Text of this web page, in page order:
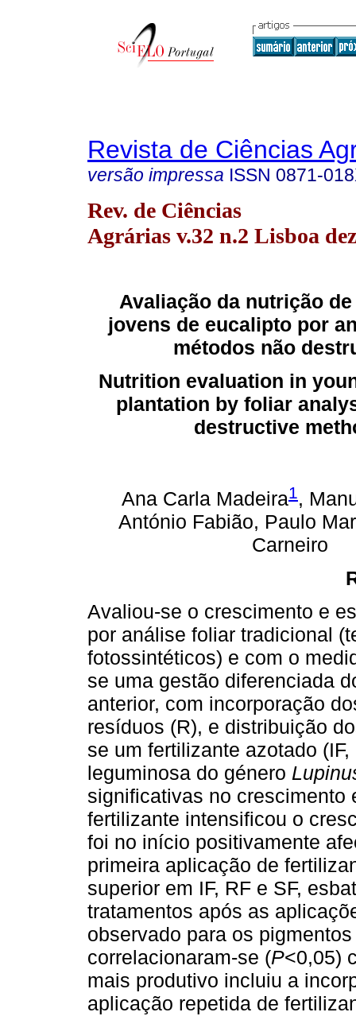
Revista de Ciências
versão impressa ISSN 0871-
Rev. de Ciências
Agrárias v.32 n.2 Lisboa
Avaliação da nutrição
jovens de eucalipto por
métodos não
Nutrition evaluation in
plantation by foliar
destructive
Ana Carla Madeira1,
António Fabião, Paulo
Carneiro
Avaliou-se o crescimento e
por análise foliar tradicional
fotossintéticos) e com o
se uma gestão diferenciada
anterior, com incorporação
resíduos (R), e distribuição
se um fertilizante azotado
leguminosa do género
significativas no crescimento
fertilizante intensificou o
foi no início positivamente
primeira aplicação de
superior em IF, RF e SF,
tratamentos após as
observado para os
correlacionaram-se (P<0,05)
mais produtivo incluiu a
aplicação repetida de